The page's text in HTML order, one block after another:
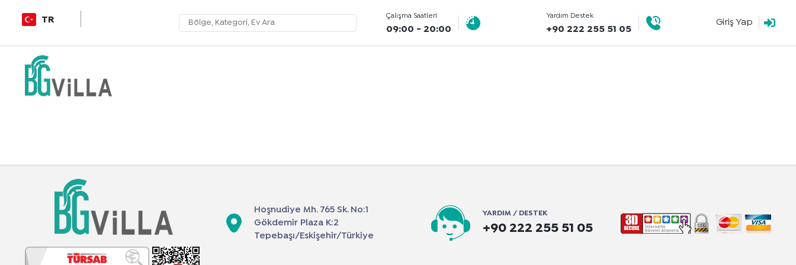
TR Çalışma Saatleri
09:00 - 20:00
Yardım Destek
+90 222 255 51 05
Giriş Yap
Hoşnudiye Mh. 765 Sk. No:1
Gökdemir Plaza K:2
Tepebaşı/Eskişehir/Türkiye
YARDIM / DESTEK
+90 222 255 51 05